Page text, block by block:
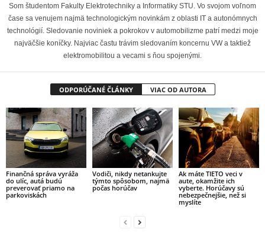
Som študentom Fakulty Elektrotechniky a Informatiky STU. Vo svojom voľnom
čase sa venujem najmä technologickým novinkám z oblasti IT a autonómnych
technológií. Sledovanie noviniek a pokrokov v automobilizme patrí medzi moje
najväčšie koníčky. Najviac častu trávim sledovaním koncernu VW a taktiež
elektromobilitou a vecami s ňou spojenými.
ODPORÚČANÉ ČLÁNKY VIAC OD AUTORA
Finančná správa vyráža
do ulíc, autá budú
preverovať priamo na
parkoviskách
Vodiči, nikdy netankujte
týmto spôsobom, najmä
počas horúčav
Ak máte TIETO veci v
aute, okamžite ich
vyberte. Horúčavy sú
nebezpečnejšie, než si
myslíte